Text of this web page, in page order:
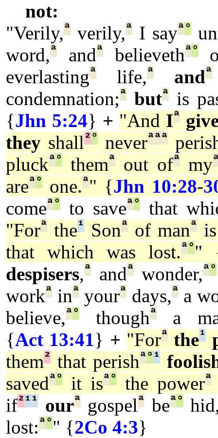
not:
"Verily,ª verily,ª I sayª°
word,ª andªbelievethª°
everlastingª life,ª andª
condemnation;ª butª
is
{Jhn 5:24} + "And Iª
they shall²° neverªªª
pluckª° themª out ofª my
areª° one.ª" {Jhn 10:28-
comeª° to saveª°
that
"Forª the¹ Sonª of manª
that which was lost.ª°"
despisers,ª andªwonder,ª°
workª inªyourª days,ªa
believe,ª° thoughªa
{Act 13:41} + "Forª the¹
them² that perishª° ¹
savedª° it isª°the powerª
if²¹ ¹ ourªgospelª beª°
lost:ª°" {2Co 4:3}